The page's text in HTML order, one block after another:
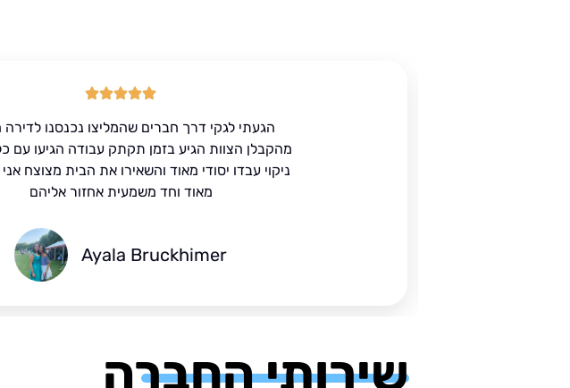
הגעתי לגקי דרך חברים שהמליצו נכנסנו
מהקבלן הצוות הגיע בזמן תקתק עבודה הגיעו עם
ניקוי עבדו יסודי מאוד והשאירו את הבית מצוצח
מאוד וחד משמעית אחזור אליהם
Ayala Bruckhimer
שירותי החברה